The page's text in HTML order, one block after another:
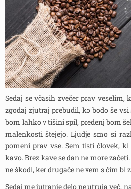
Sedaj se včasih zvečer prav veselim,
zgodaj zjutraj prebudil, ko bodo še
bom lahko v tišini spil, predenj bom
malenkosti štejejo. Ljudje smo si
pomeni prav vse. Sem tisti človek, ki
kavo. Brez kave se dan ne more
ne škodi, ker drugače ne vem s čim bi
Sedaj me jutranje delo ne utruja več,